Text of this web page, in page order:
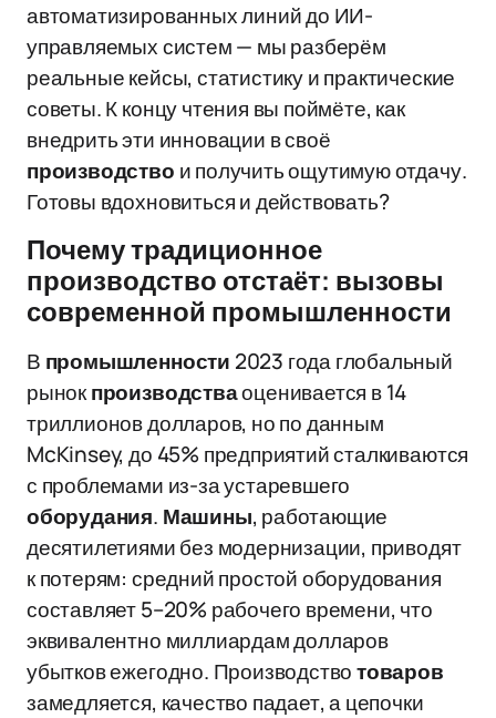
автоматизированных линий до ИИ-
управляемых систем — мы разберём
реальные кейсы, статистику и практические
советы. К концу чтения вы поймёте, как
внедрить эти инновации в своё
производство и получить ощутимую отдачу.
Готовы вдохновиться и действовать?
Почему традиционное
производство отстаёт: вызовы
современной промышленности
В промышленности 2023 года глобальный
рынокпроизводстваоценивается в 14
триллионов долларов, но по данным
McKinsey, до 45% предприятий сталкиваются
с проблемами из-за устаревшего
оборудания. Машины, работающие
десятилетиями без модернизации, приводят
к потерям: средний простой оборудования
составляет 5–20% рабочего времени, что
эквивалентно миллиардам долларов
убытков ежегодно. Производствотоваров
замедляется, качество падает, а цепочки